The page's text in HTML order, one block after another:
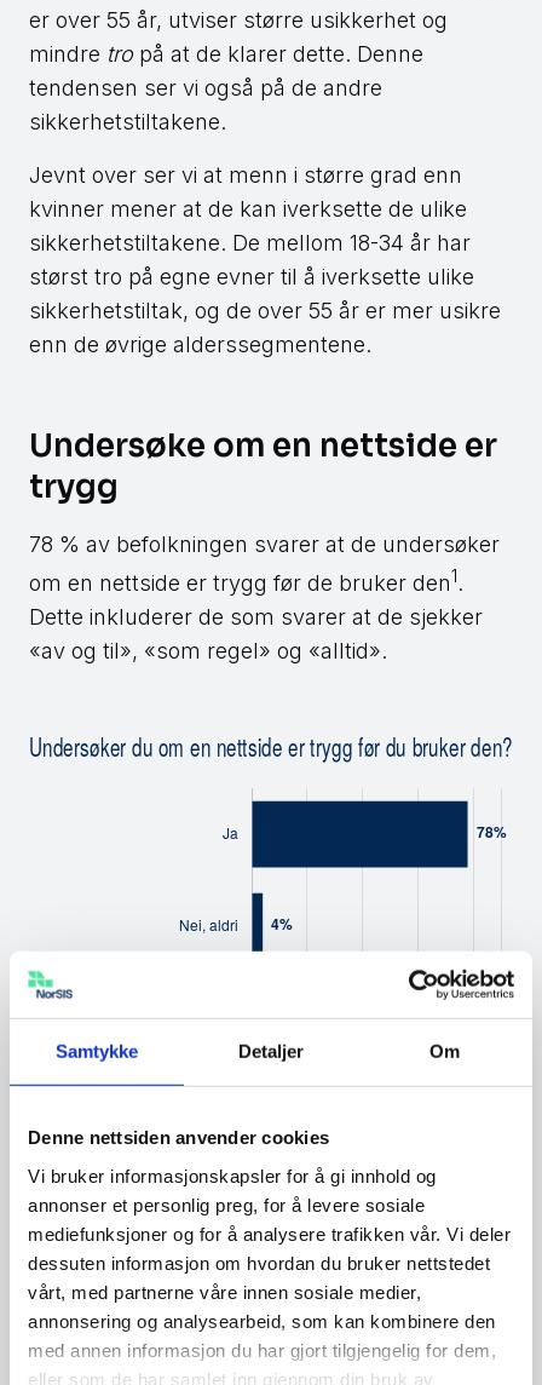
Samtykke Detaljer Om
Denne nettsiden anvender cookies
Vi bruker informasjonskapsler for å gi innhold og
annonser et personlig preg, for å levere sosiale
mediefunksjoner og for å analysere trafikken vår. Vi deler
dessuten informasjon om hvordan du bruker nettstedet
vårt, med partnerne våre innen sosiale medier,
annonsering og analysearbeid, som kan kombinere den
med annen informasjon du har gjort tilgjengelig for dem,
eller som de har samlet inn gjennom din bruk av
er over 55 år, utviser større usikkerhet og
mindre tro på at de klarer dette. Denne
tendensen ser vi også på de andre
sikkerhetstiltakene.
Jevnt over ser vi at menn i større grad enn
kvinner mener at de kan iverksette de ulike
sikkerhetstiltakene. De mellom 18-34 år har
størst tro på egne evner til å iverksette ulike
sikkerhetstiltak, og de over 55 år er mer usikre
enn de øvrige alderssegmentene.
Undersøke om en nettside er
trygg
78 % av befolkningen svarer at de undersøker
om en nettside er trygg før de bruker den1.
Dette inkluderer de som svarer at de sjekker
«av og til», «som regel» og «alltid».